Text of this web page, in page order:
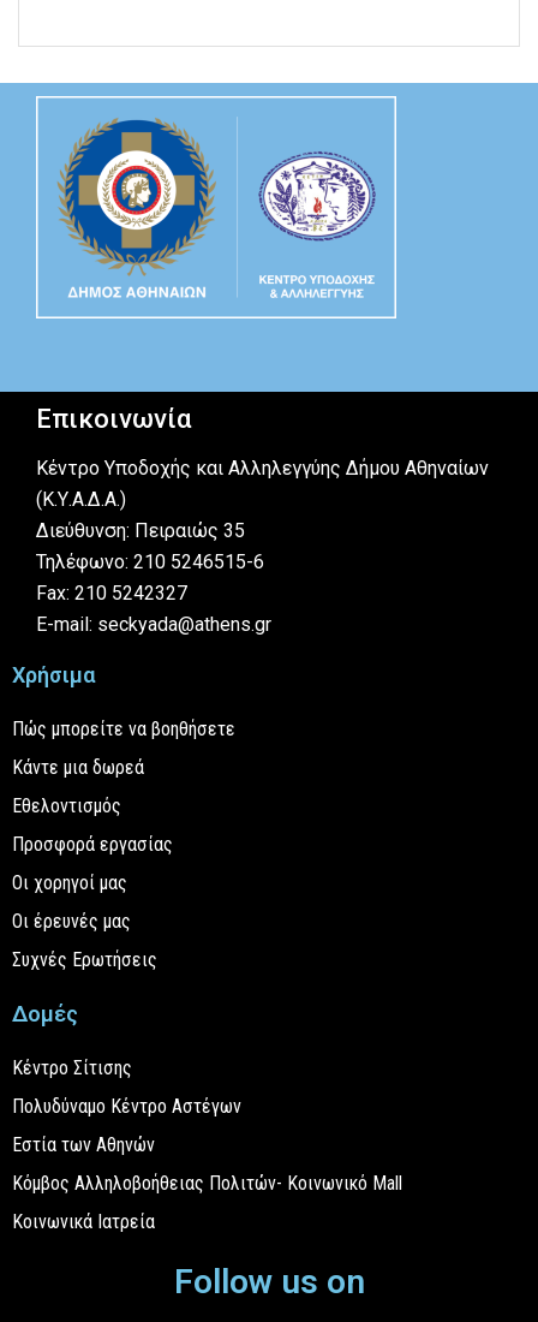
Επικοινωνία
Κέντρο Υποδοχής και Αλληλεγγύης Δήμου Αθηναίων
(Κ.Υ.Α.Δ.Α.)
Διεύθυνση: Πειραιώς 35
Τηλέφωνο: 210 5246515-6
Fax: 210 5242327
E-mail: seckyada@athens.gr
Χρήσιμα
Πώς μπορείτε να βοηθήσετε
Κάντε μια δωρεά
Εθελοντισμός
Προσφορά εργασίας
Οι χορηγοί μας
Οι έρευνές μας
Συχνές Ερωτήσεις
Δομές
Κέντρο Σίτισης
Πολυδύναμο Κέντρο Αστέγων
Εστία των Αθηνών
Κόμβος Αλληλοβοήθειας Πολιτών- Κοινωνικό Mall
Κοινωνικά Ιατρεία
Follow us on